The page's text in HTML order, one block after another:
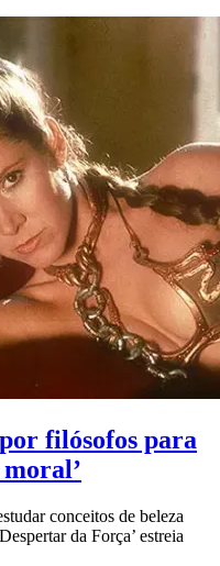
filósofos para
conceitos de beleza
da Força’ estreia